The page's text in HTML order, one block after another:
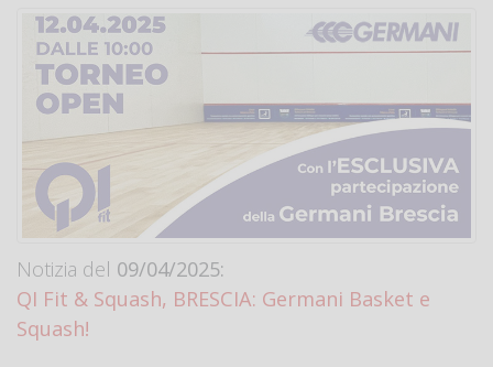
Notizia del 09/04/2025:
QI Fit & Squash, BRESCIA: Germani Basket e
Squash!